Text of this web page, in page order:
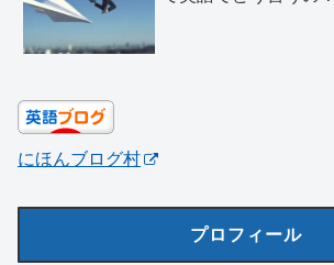
にほんブログ村
プロフィール